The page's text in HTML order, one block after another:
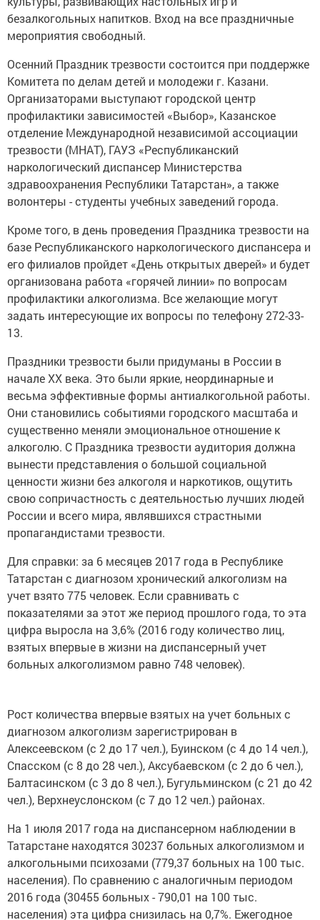
безалкогольных напитков. Вход на все праздничные
мероприятия свободный.
Осенний Праздник трезвости состоится при поддержке
Комитета по делам детей и молодежи г. Казани.
Организаторами выступают городской центр
профилактики зависимостей «Выбор», Казанское
отделение Международной независимой ассоциации
трезвости (МНАТ), ГАУЗ «Республиканский
наркологический диспансер Министерства
здравоохранения Республики Татарстан», а также
волонтеры - студенты учебных заведений города.
Кроме того, в день проведения Праздника трезвости на
базе Республиканского наркологического диспансера и
его филиалов пройдет «День открытых дверей» и будет
организована работа «горячей линии» по вопросам
профилактики алкоголизма. Все желающие могут
задать интересующие их вопросы по телефону 272-33-
13.
Праздники трезвости были придуманы в России в
начале ХХ века. Это были яркие, неординарные и
весьма эффективные формы антиалкогольной работы.
Они становились событиями городского масштаба и
существенно меняли эмоциональное отношение к
алкоголю. С Праздника трезвости аудитория должна
вынести представления о большой социальной
ценности жизни без алкоголя и наркотиков, ощутить
свою сопричастность с деятельностью лучших людей
России и всего мира, являвшихся страстными
пропагандистами трезвости.
Для справки: за 6 месяцев 2017 года в Республике
Татарстан с диагнозом хронический алкоголизм на
учет взято 775 человек. Если сравнивать с
показателями за этот же период прошлого года, то эта
цифра выросла на 3,6% (2016 году количество лиц,
взятых впервые в жизни на диспансерный учет
больных алкоголизмом равно 748 человек).
Рост количества впервые взятых на учет больных с
диагнозом алкоголизм зарегистрирован в
Алексеевском (с 2 до 17 чел.), Буинском (с 4 до 14 чел.),
Спасском (с 8 до 28 чел.), Аксубаевском (с 2 до 6 чел.),
Балтасинском (с 3 до 8 чел.), Бугульминском (с 21 до 42
чел.), Верхнеуслонском (с 7 до 12 чел.) районах.
На 1 июля 2017 года на диспансерном наблюдении в
Татарстане находятся 30237 больных алкоголизмом и
алкогольными психозами (779,37 больных на 100 тыс.
населения). По сравнению с аналогичным периодом
2016 года (30455 больных - 790,01 на 100 тыс.
населения) эта цифра снизилась на 0,7%. Ежегодное